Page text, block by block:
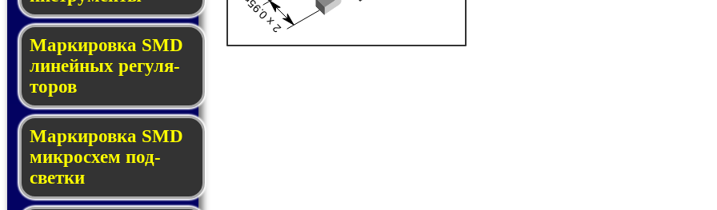
Маркировка SMD
ли­ней­ных ре­гу­ля­
то­ров
Маркировка SMD
мик­ро­схем под­
свет­ки